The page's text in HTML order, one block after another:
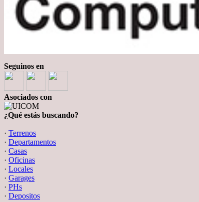
Seguinos en
Asociados con
¿Qué estás buscando?
· Terrenos
· Departamentos
· Casas
· Oficinas
· Locales
· Garages
· PHs
· Depositos